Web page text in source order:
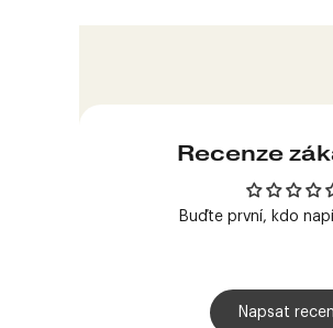
Recenze
Buďte první, kdo
Napsat